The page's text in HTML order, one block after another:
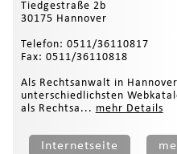
Tiedgestraße 2b
30175 Hannover
Telefon: 0511/36110817
Fax: 0511/36110818
Als Rechtsanwalt in
unterschiedlichsten
als Rechtsa... mehr Details
Internetseite